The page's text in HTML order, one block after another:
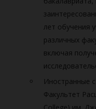
лет обучения
различных
включая
Иностранные
Факультет